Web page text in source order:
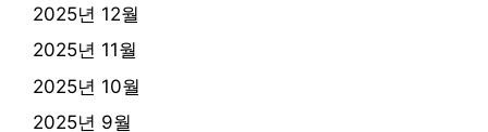
2025년 12월
2025년 11월
2025년 10월
2025년 9월